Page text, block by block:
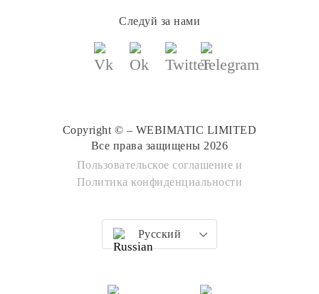
Следуй за нами
Copyright © – WEBIMATIC LIMITED
Все права защищены 2026
Пользовательское соглашение и
Политика конфиденциальности
Русский